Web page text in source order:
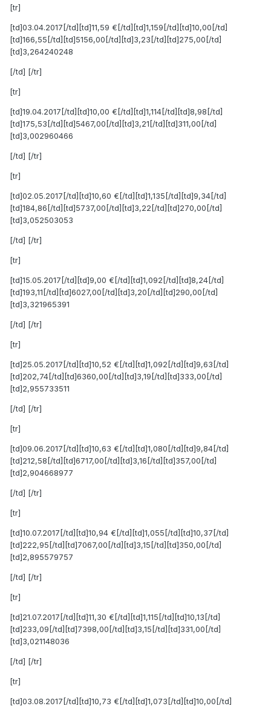
[tr]
[td]03.04.2017[/td][td]11,59 €[/td][td]1,159[/td][td]10,00[/td]
[td]166,55[/td][td]5156,00[/td][td]3,23[/td][td]275,00[/td]
[td]3,264240248
[/td] [/tr]
[tr]
[td]19.04.2017[/td][td]10,00 €[/td][td]1,114[/td][td]8,98[/td]
[td]175,53[/td][td]5467,00[/td][td]3,21[/td][td]311,00[/td]
[td]3,002960466
[/td] [/tr]
[tr]
[td]02.05.2017[/td][td]10,60 €[/td][td]1,135[/td][td]9,34[/td]
[td]184,86[/td][td]5737,00[/td][td]3,22[/td][td]270,00[/td]
[td]3,052503053
[/td] [/tr]
[tr]
[td]15.05.2017[/td][td]9,00 €[/td][td]1,092[/td][td]8,24[/td]
[td]193,11[/td][td]6027,00[/td][td]3,20[/td][td]290,00[/td]
[td]3,321965391
[/td] [/tr]
[tr]
[td]25.05.2017[/td][td]10,52 €[/td][td]1,092[/td][td]9,63[/td]
[td]202,74[/td][td]6360,00[/td][td]3,19[/td][td]333,00[/td]
[td]2,955733511
[/td] [/tr]
[tr]
[td]09.06.2017[/td][td]10,63 €[/td][td]1,080[/td][td]9,84[/td]
[td]212,58[/td][td]6717,00[/td][td]3,16[/td][td]357,00[/td]
[td]2,904668977
[/td] [/tr]
[tr]
[td]10.07.2017[/td][td]10,94 €[/td][td]1,055[/td][td]10,37[/td]
[td]222,95[/td][td]7067,00[/td][td]3,15[/td][td]350,00[/td]
[td]2,895579757
[/td] [/tr]
[tr]
[td]21.07.2017[/td][td]11,30 €[/td][td]1,115[/td][td]10,13[/td]
[td]233,09[/td][td]7398,00[/td][td]3,15[/td][td]331,00[/td]
[td]3,021148036
[/td] [/tr]
[tr]
[td]03.08.2017[/td][td]10,73 €[/td][td]1,073[/td][td]10,00[/td]